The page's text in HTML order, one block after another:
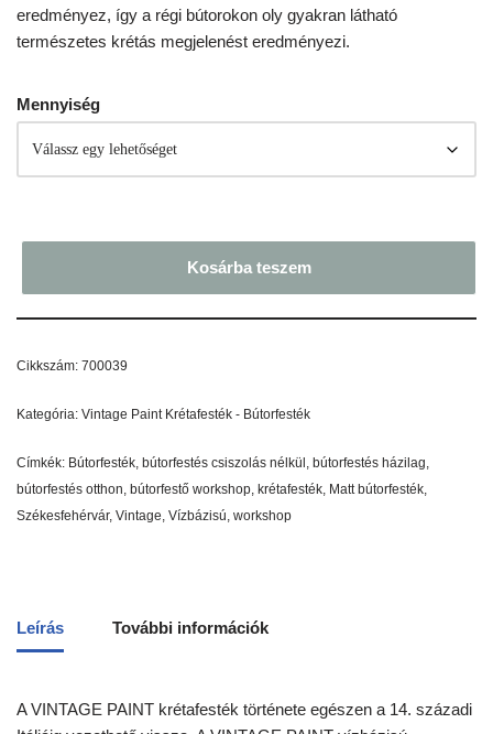
eredményez, így a régi bútorokon oly gyakran látható
természetes krétás megjelenést eredményezi.
Mennyiség
Kosárba teszem
Cikkszám: 700039
Kategória: Vintage Paint Krétafesték - Bútorfesték
Címkék: Bútorfesték, bútorfestés csiszolás nélkül , bútorfestés házilag,
bútorfestés otthon, bútorfestő workshop, krétafesték, Matt bútorfesték,
Székesfehérvár, Vintage, Vízbázisú, workshop
Leírás További információk
A VINTAGE PAINT krétafesték története egészen a 14. századi